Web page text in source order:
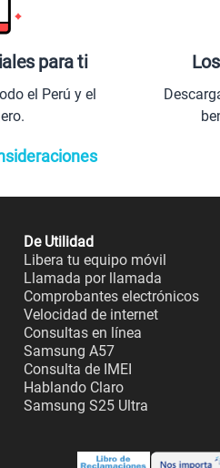
para ti
el Perú y el
De Utilidad
Libera tu equipo móvil
Llamada por llamada
Comprobantes electrónicos
Velocidad de internet
Consultas en línea
Samsung A57
Consulta de IMEI
Hablando Claro
Samsung S25 Ultra